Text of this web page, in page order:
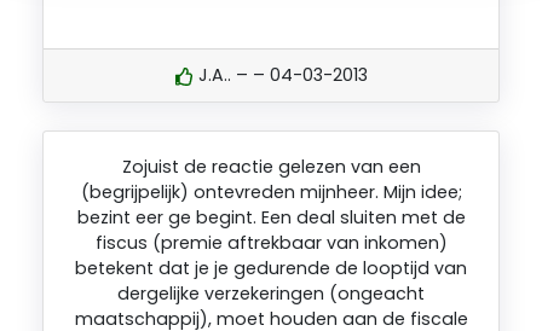
J.A.. – – 04-03-2013
Zojuist de reactie gelezen van een
(begrijpelijk) ontevreden mijnheer. Mijn idee;
bezint eer ge begint. Een deal sluiten met de
fiscus (premie aftrekbaar van inkomen)
betekent dat je je gedurende de looptijd van
dergelijke verzekeringen (ongeacht
maatschappij), moet houden aan de fiscale